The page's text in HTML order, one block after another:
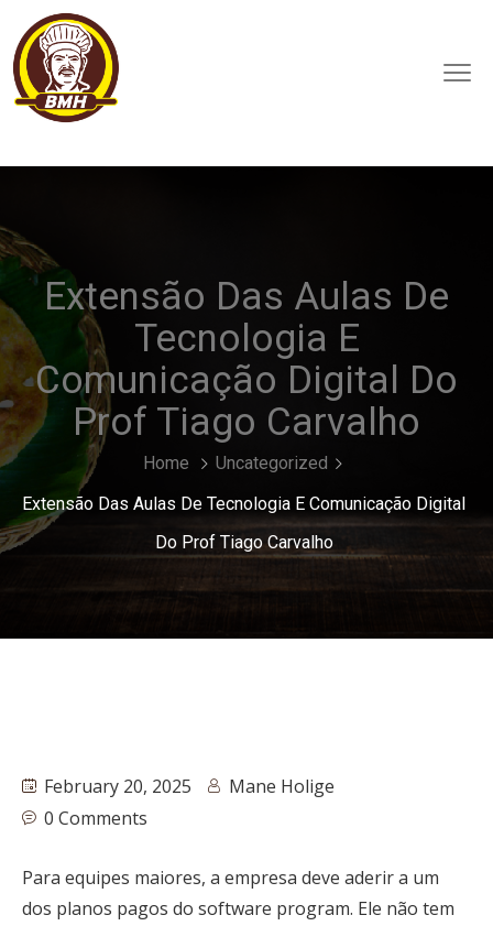
Extensão Das Aulas De
Tecnologia E
Comunicação Digital Do
Prof Tiago Carvalho
Home
Uncategorized
Extensão Das Aulas De Tecnologia E Comunicação Digital
Do Prof Tiago Carvalho
February 20, 2025
Mane Holige
0 Comments
Para equipes maiores, a empresa deve aderir a um
dos planos pagos do software program. Ele não tem